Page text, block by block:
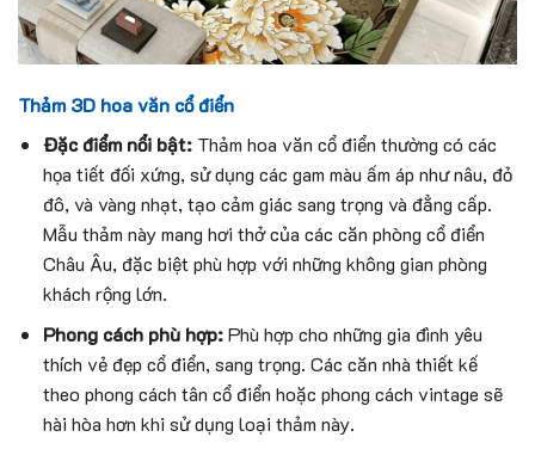
Thảm 3D hoa văn cổ điển
Đặc điểm nổi bật:Thảm hoa văn cổ điển thường có các
họa tiết đối xứng, sử dụng các gam màu ấm áp như nâu, đỏ
đô, và vàng nhạt, tạo cảm giác sang trọng và đẳng cấp.
Mẫu thảm này mang hơi thở của các căn phòng cổ điển
Châu Âu, đặc biệt phù hợp với những không gian phòng
khách rộng lớn.
Phong cách phù hợp:Phù hợp cho những gia đình yêu
thích vẻ đẹp cổ điển, sang trọng. Các căn nhà thiết kế
theo phong cách tân cổ điển hoặc phong cách vintage sẽ
hài hòa hơn khi sử dụng loại thảm này.